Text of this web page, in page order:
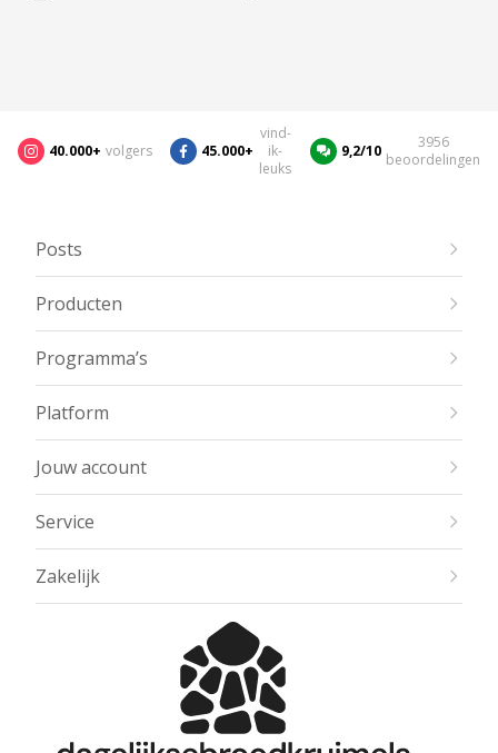
40.000+ volgers 45.000+
vind-
ik-
leuks
9,2/10
3956
beoordelingen
Posts
Producten
Programma’s
Platform
Jouw account
Service
Zakelijk